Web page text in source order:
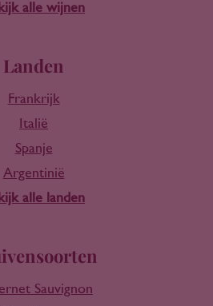
alle wijnen
Landen
Frankrijk
Italië
Spanje
Argentinië
alle landen
Sauvignon